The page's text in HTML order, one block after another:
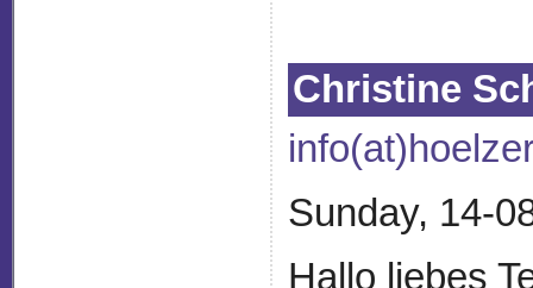
Christine
Sunday, 14-
Hallo liebes